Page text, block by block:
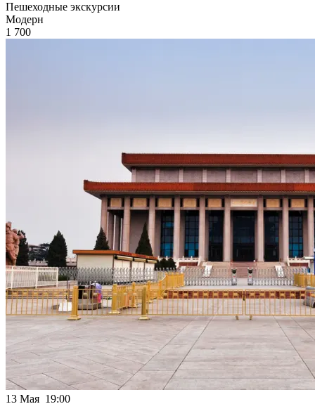
Пешеходные экскурсии
Модерн
1 700
13 Мая 19:00